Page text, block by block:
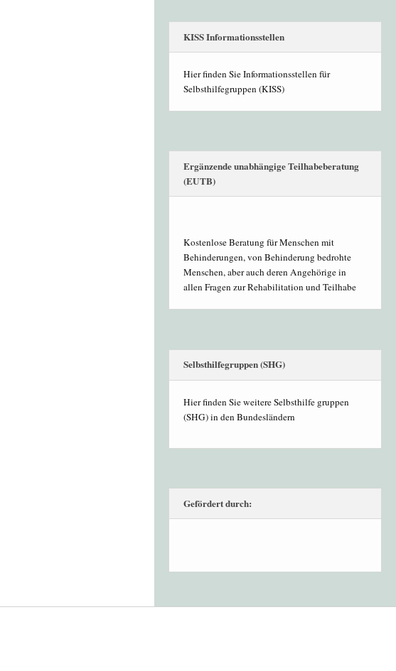
KISS Informationsstellen
Hier finden Sie Informationsstellen für
Selbsthilfegruppen (KISS)
Ergänzende unabhängige Teilhabeberatung
(EUTB)
Kostenlose Beratung für Menschen mit
Behinderungen, von Behinderung bedrohte
Menschen, aber auch deren Angehörige in
allen Fragen zur Rehabilitation und Teilhabe
Selbsthilfegruppen (SHG)
Hier finden Sie weitere Selbsthilfe gruppen
(SHG) in den Bundesländern
Gefördert durch: